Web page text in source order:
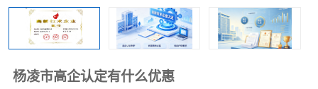
杨凌市高企认定有什么优惠